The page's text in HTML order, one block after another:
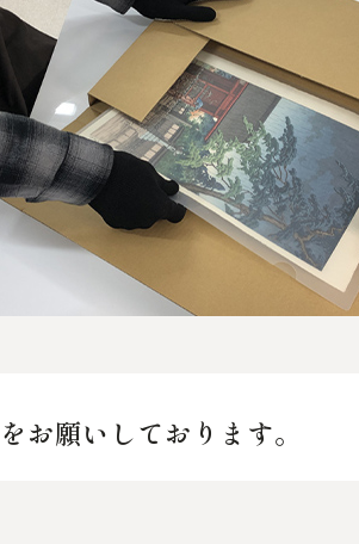
をお願いしております。